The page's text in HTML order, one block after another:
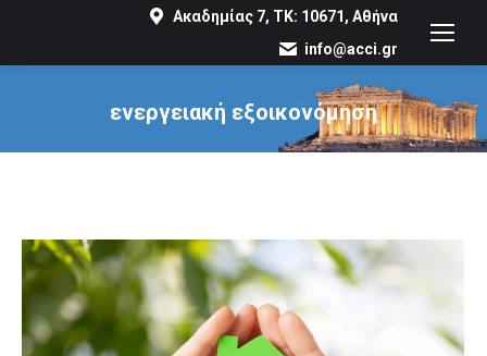
Ακαδημίας 7, ΤΚ: 10671, Αθήνα
info@acci.gr
ενεργειακή εξοικονόμηση
You are here: